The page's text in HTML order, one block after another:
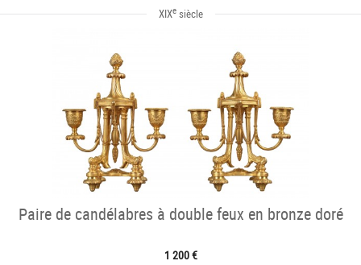
XIXesiècle
Paire de candélabres à double feux en bronze doré
1 200 €